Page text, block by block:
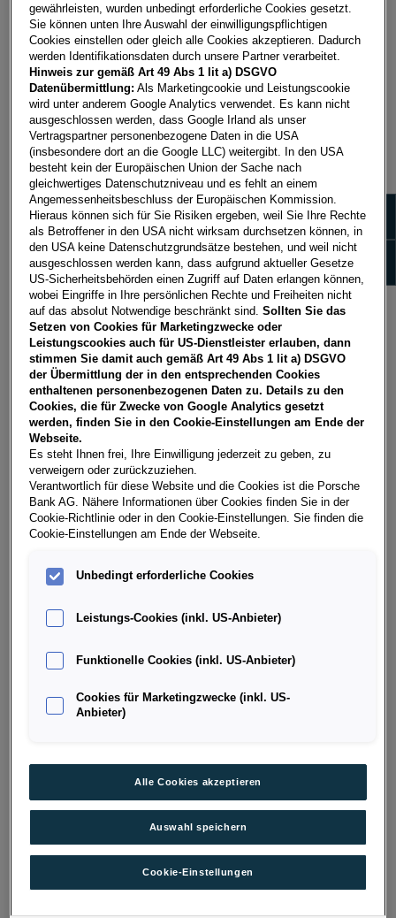
Zeige
Zeige
FLEXIBLE PREISE FÜR JEDEN
BEDARF
VW GOLF LEASEN UNTER 250€
NEUKUNDEN
Konfigurieren Sie einen VW Golf ganz nach Ihren
Vorstellungen und profitieren Sie von attraktiven
Leasing-Angebotender Porsche Bank. Mehr
Informationen und ein spezifisches Angebot erhalten
gewährleisten, wurden unbedingt erforderliche Cookies gesetzt.
Sie können unten Ihre Auswahl der einwilligungspflichtigen
Cookies einstellen oder gleich alle Cookies akzeptieren. Dadurch
werden Identifikationsdaten durch unsere Partner verarbeitet.
Hinweis zur gemäß Art 49 Abs 1 lit a) DSGVO
Datenübermittlung: Als Marketingcookie und Leistungscookie
wird unter anderem Google Analytics verwendet. Es kann nicht
ausgeschlossen werden, dass Google Irland als unser
Vertragspartner personenbezogene Daten in die USA
(insbesondere dort an die Google LLC) weitergibt. In den USA
besteht kein der Europäischen Union der Sache nach
gleichwertiges Datenschutzniveau und es fehlt an einem
Angemessenheitsbeschluss der Europäischen Kommission.
Hieraus können sich für Sie Risiken ergeben, weil Sie Ihre Rechte
als Betroffener in den USA nicht wirksam durchsetzen können, in
den USA keine Datenschutzgrundsätze bestehen, und weil nicht
ausgeschlossen werden kann, dass aufgrund aktueller Gesetze
US-Sicherheitsbehörden einen Zugriff auf Daten erlangen können,
wobei Eingriffe in Ihre persönlichen Rechte und Freiheiten nicht
auf das absolut Notwendige beschränkt sind.Sollten Sie das
Setzen von Cookies für Marketingzwecke oder
Leistungscookies auch für US-Dienstleister erlauben, dann
stimmen Sie damit auch gemäß Art 49 Abs 1 lit a) DSGVO
der Übermittlung der in den entsprechenden Cookies
enthaltenen personenbezogenen Daten zu. Details zu den
Cookies, die für Zwecke von Google Analytics gesetzt
werden, finden Sie in den Cookie-Einstellungen am Ende der
Webseite.
Es steht Ihnen frei, Ihre Einwilligung jederzeit zu geben, zu
verweigern oder zurückzuziehen.
Verantwortlich für diese Website und die Cookies ist die Porsche
Bank AG. Nähere Informationen über Cookies finden Sie in der
Cookie-Richtlinie oder in den Cookie-Einstellungen. Sie finden die
Cookie-Einstellungen am Ende der Webseite.
Unbedingt erforderliche Cookies
Leistungs-Cookies (inkl. US-Anbieter)
Funktionelle Cookies (inkl. US-Anbieter)
Cookies für Marketingzwecke (inkl. US-
Anbieter)
Alle Cookies akzeptieren
Auswahl speichern
Cookie-Einstellungen